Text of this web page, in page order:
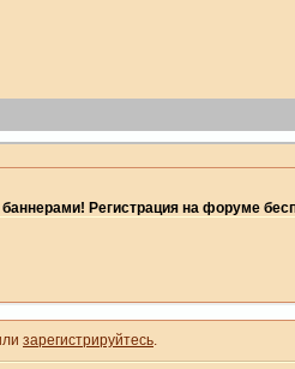
Регистрация на форуме
зарегистрируйтесь.